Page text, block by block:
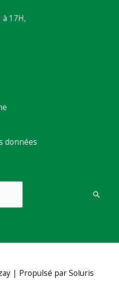
17H,
données
| Propulsé par Soluris